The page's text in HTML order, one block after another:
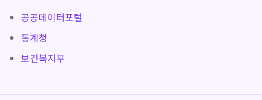
공공데이터포털
통계청
보건복지부